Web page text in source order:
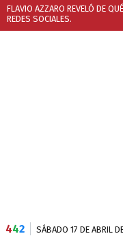
FLAVIO AZZARO REVELÓ DE
REDES SOCIALES.
442 SÁBADO 17 DE ABRIL